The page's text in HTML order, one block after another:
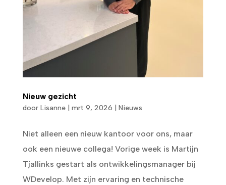
Nieuw gezicht
door Lisanne| mrt 9, 2026 Nieuws
Niet alleen een nieuw kantoor voor ons, maar
ook een nieuwe collega! Vorige week is Martijn
Tjallinks gestart als ontwikkelingsmanager bij
WDevelop. Met zijn ervaring en technische